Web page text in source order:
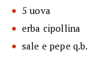
5 uova
erba cipollina
sale e pepe q.b.